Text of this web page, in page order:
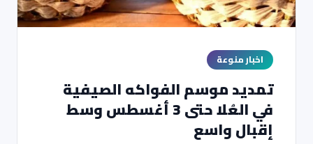
اخبار منوعة
تمديد موسم الفواكه الصيفية
في العُلا حتى 3 أغسطس وسط
إقبال واسع